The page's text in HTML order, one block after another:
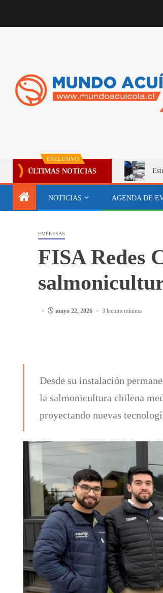
EXCLUSIVO
ÚLTIMAS NOTICIAS
NOTICIAS AGENDA DE
EMPRESAS
FISA Redes
mayo 22, 2026 3 lectura mínima
Desde su instalación
la salmonicultura chilena
proyectando nuevas